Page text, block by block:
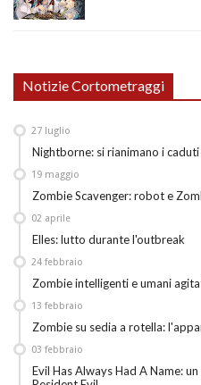
Notizie Cortometraggi
Nightborne: si rianimano i
27 luglio
Zombie Scavenger: robot e
19 maggio
Elles: lutto durante l'outbreak
02 aprile
Zombie intelligenti e umani
24 febbraio
Zombie su sedia a rotella:
13 febbraio
Evil Has Always Had A Name:
03 febbraio